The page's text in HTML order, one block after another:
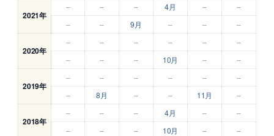
2021年
– – – 4月 –
–
–
– 9月 – – –
2020年
– – – – –
–
–
– – 10月 – –
2019年
– – – – –
–
–
8月 – – 11月 –
2018年
– – – 4月 –
–
–
– – 10月 – –